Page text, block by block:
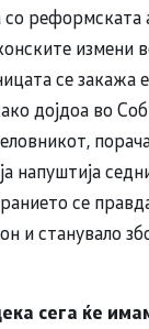
реформската
измени
се закажа
дојдоа во
напуштија
се
и станувало
сега ќе